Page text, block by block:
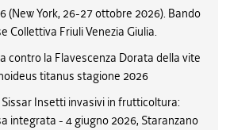
(New York, 26-27 ottobre 2026). Bando
Collettiva Friuli Venezia Giulia.
contro la Flavescenza Dorata della vite
titanus stagione 2026
Insetti invasivi in frutticoltura:
integrata - 4 giugno 2026, Staranzano